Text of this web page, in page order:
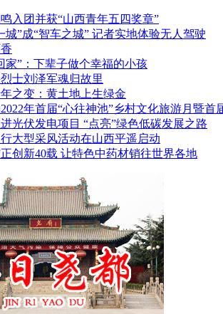
入团并获“山西青年五四奖章”
城”成“智车之城” 记者实地体验无人驾驶
家”：下辈子做个幸福的小孩
士刘泽军魂归故里
之变：黄土地上生绿金
年首届“心往神池”乡村文化旅游月暨首
光伏发电项目 “点亮”绿色低碳发展之路
大型采风活动在山西平遥启动
创新40载 让特色中药材销往世界各地